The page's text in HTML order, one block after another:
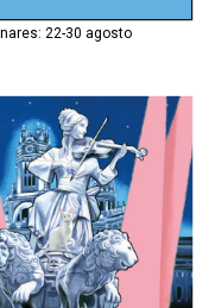
22-30 agosto